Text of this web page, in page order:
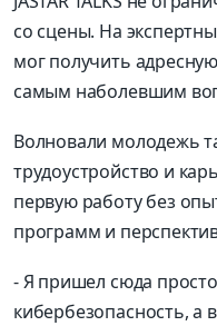
со сцены. На
мог получить
самым наболевшим
Волновали молодежь
трудоустройство и
первую работу без
программ и
- Я пришел сюда
кибербезопасность, а